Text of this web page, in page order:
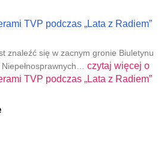
TVP podczas „Lata z Radiem”
znaleźć się w zacnym gronie Biuletynu
czytaj więcej o
TVP podczas „Lata z Radiem”